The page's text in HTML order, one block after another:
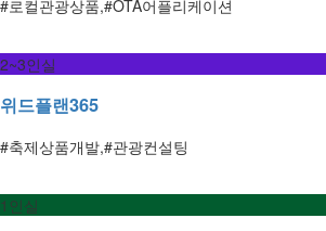
#로컬관광상품,#OTA어플리케이션
2~3인실
위드플랜365
#축제상품개발,#관광컨설팅
1인실